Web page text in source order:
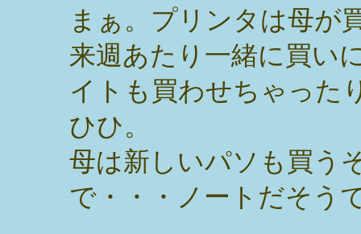
まぁ。プリンタは母が
来週あたり一緒に買い
イトも買わせちゃった
ひひ。
母は新しいパソも買う
で・・・ノートだそう